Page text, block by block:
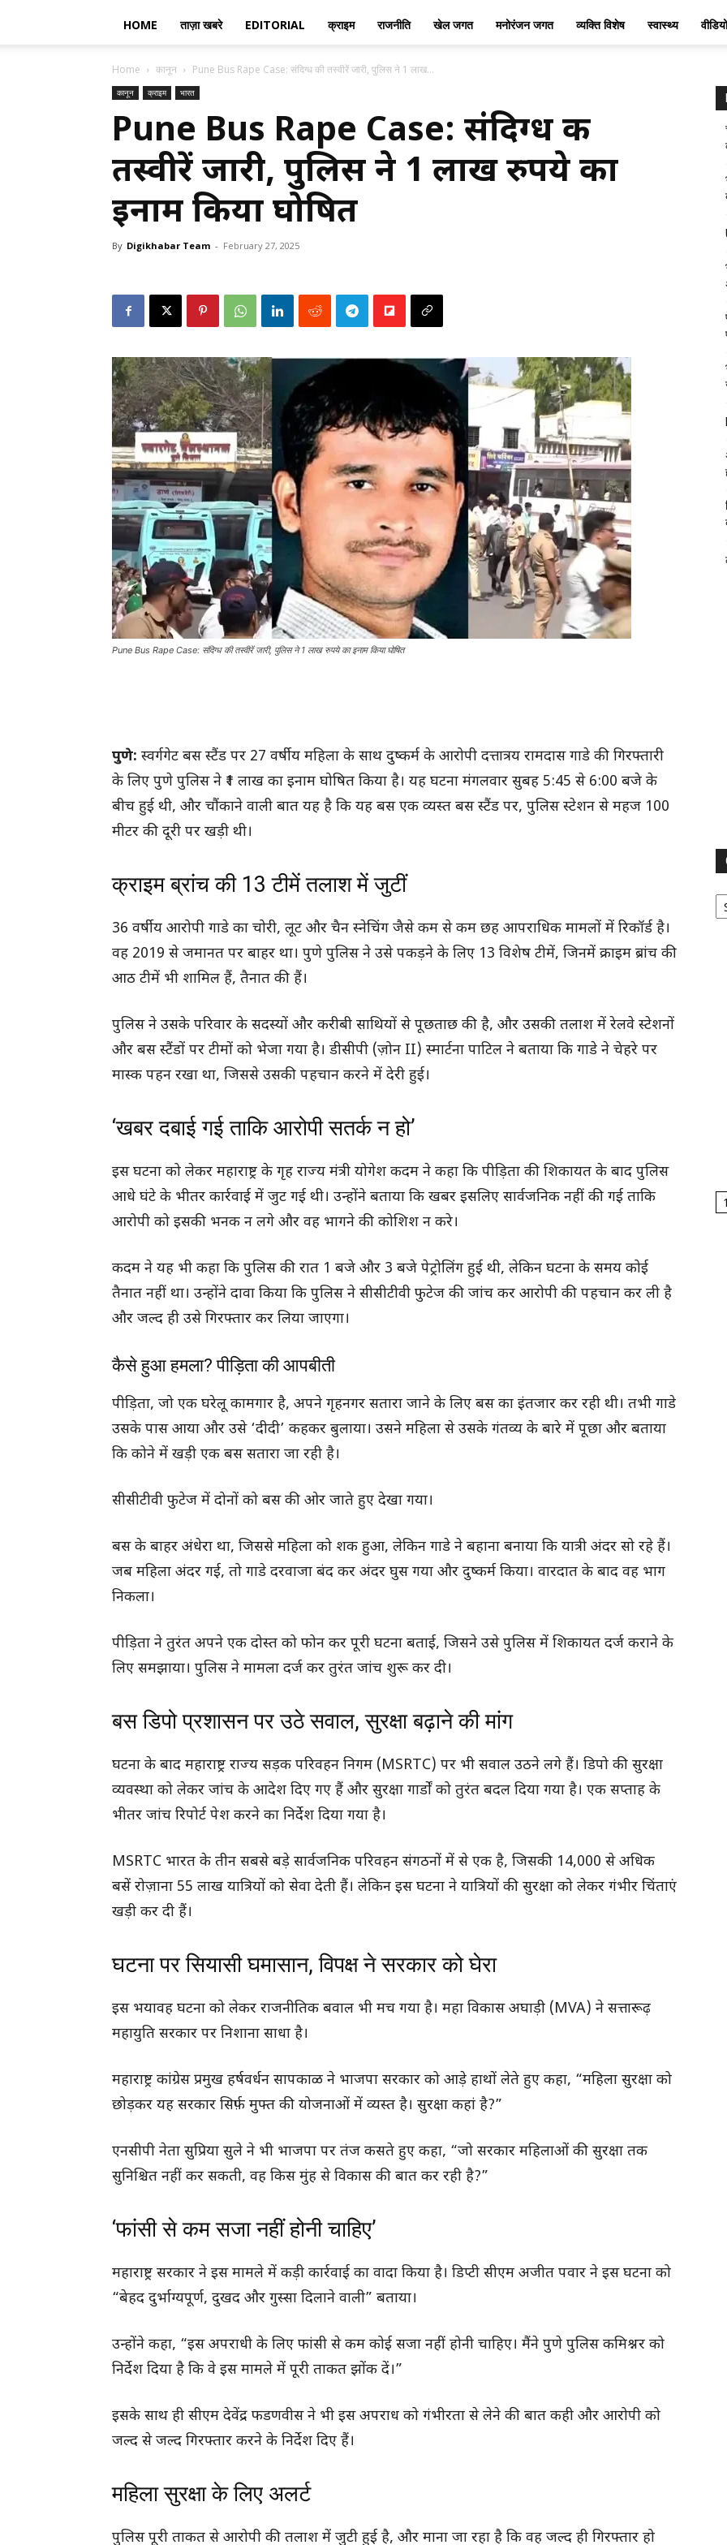
HOME ताज़ा खबरे EDITORIAL क्राइम राजनीति खेल जगत मनोरंजन जगत व्यक्ति विशेष स्वास्थ्य वीडियो
Home कानून Pune Bus Rape Case: संदिग्ध की तस्वीरें जारी, पुलिस ने 1 लाख...
कानून क्राइम भारत
Pune Bus Rape Case: संदिग्ध की
तस्वीरें जारी, पुलिस ने 1 लाख रुपये का
इनाम किया घोषित
By Digikhabar Team - February 27, 2025
Pune Bus Rape Case: संदिग्ध की तस्वीरें जारी, पुलिस ने 1 लाख रुपये का इनाम किया घोषित
पुणे: स्वर्गगेट बस स्टैंड पर 27 वर्षीय महिला के साथ दुष्कर्म के आरोपी दत्तात्रय रामदास गाडे की गिरफ्तारी
के लिए पुणे पुलिस ने ₹1 लाख का इनाम घोषित किया है। यह घटना मंगलवार सुबह 5:45 से 6:00 बजे के
बीच हुई थी, और चौंकाने वाली बात यह है कि यह बस एक व्यस्त बस स्टैंड पर, पुलिस स्टेशन से महज 100
मीटर की दूरी पर खड़ी थी।
क्राइम ब्रांच की 13 टीमें तलाश में जुटीं
36 वर्षीय आरोपी गाडे का चोरी, लूट और चैन स्नेचिंग जैसे कम से कम छह आपराधिक मामलों में रिकॉर्ड है।
वह 2019 से जमानत पर बाहर था। पुणे पुलिस ने उसे पकड़ने के लिए 13 विशेष टीमें, जिनमें क्राइम ब्रांच की
आठ टीमें भी शामिल हैं, तैनात की हैं।
पुलिस ने उसके परिवार के सदस्यों और करीबी साथियों से पूछताछ की है, और उसकी तलाश में रेलवे स्टेशनों
और बस स्टैंडों पर टीमों को भेजा गया है। डीसीपी (ज़ोन II) स्मार्टना पाटिल ने बताया कि गाडे ने चेहरे पर
मास्क पहन रखा था, जिससे उसकी पहचान करने में देरी हुई।
‘खबर दबाई गई ताकि आरोपी सतर्क न हो’
इस घटना को लेकर महाराष्ट्र के गृह राज्य मंत्री योगेश कदम ने कहा कि पीड़िता की शिकायत के बाद पुलिस
आधे घंटे के भीतर कार्रवाई में जुट गई थी। उन्होंने बताया कि खबर इसलिए सार्वजनिक नहीं की गई ताकि
आरोपी को इसकी भनक न लगे और वह भागने की कोशिश न करे।
कदम ने यह भी कहा कि पुलिस की रात 1 बजे और 3 बजे पेट्रोलिंग हुई थी, लेकिन घटना के समय कोई
तैनात नहीं था। उन्होंने दावा किया कि पुलिस ने सीसीटीवी फुटेज की जांच कर आरोपी की पहचान कर ली है
और जल्द ही उसे गिरफ्तार कर लिया जाएगा।
कैसे हुआ हमला? पीड़िता की आपबीती
पीड़िता, जो एक घरेलू कामगार है, अपने गृहनगर सतारा जाने के लिए बस का इंतजार कर रही थी। तभी गाडे
उसके पास आया और उसे ‘दीदी’ कहकर बुलाया। उसने महिला से उसके गंतव्य के बारे में पूछा और बताया
कि कोने में खड़ी एक बस सतारा जा रही है।
सीसीटीवी फुटेज में दोनों को बस की ओर जाते हुए देखा गया।
बस के बाहर अंधेरा था, जिससे महिला को शक हुआ, लेकिन गाडे ने बहाना बनाया कि यात्री अंदर सो रहे हैं।
जब महिला अंदर गई, तो गाडे दरवाजा बंद कर अंदर घुस गया और दुष्कर्म किया। वारदात के बाद वह भाग
निकला।
पीड़िता ने तुरंत अपने एक दोस्त को फोन कर पूरी घटना बताई, जिसने उसे पुलिस में शिकायत दर्ज कराने के
लिए समझाया। पुलिस ने मामला दर्ज कर तुरंत जांच शुरू कर दी।
बस डिपो प्रशासन पर उठे सवाल, सुरक्षा बढ़ाने की मांग
घटना के बाद महाराष्ट्र राज्य सड़क परिवहन निगम (MSRTC) पर भी सवाल उठने लगे हैं। डिपो की सुरक्षा
व्यवस्था को लेकर जांच के आदेश दिए गए हैं और सुरक्षा गार्डों को तुरंत बदल दिया गया है। एक सप्ताह के
भीतर जांच रिपोर्ट पेश करने का निर्देश दिया गया है।
MSRTC भारत के तीन सबसे बड़े सार्वजनिक परिवहन संगठनों में से एक है, जिसकी 14,000 से अधिक
बसें रोज़ाना 55 लाख यात्रियों को सेवा देती हैं। लेकिन इस घटना ने यात्रियों की सुरक्षा को लेकर गंभीर चिंताएं
खड़ी कर दी हैं।
घटना पर सियासी घमासान, विपक्ष ने सरकार को घेरा
इस भयावह घटना को लेकर राजनीतिक बवाल भी मच गया है। महा विकास अघाड़ी (MVA) ने सत्तारूढ़
महायुति सरकार पर निशाना साधा है।
महाराष्ट्र कांग्रेस प्रमुख हर्षवर्धन सापकाळ ने भाजपा सरकार को आड़े हाथों लेते हुए कहा, “महिला सुरक्षा को
छोड़कर यह सरकार सिर्फ़ मुफ्त की योजनाओं में व्यस्त है। सुरक्षा कहां है?”
एनसीपी नेता सुप्रिया सुले ने भी भाजपा पर तंज कसते हुए कहा, “जो सरकार महिलाओं की सुरक्षा तक
सुनिश्चित नहीं कर सकती, वह किस मुंह से विकास की बात कर रही है?”
‘फांसी से कम सजा नहीं होनी चाहिए’
महाराष्ट्र सरकार ने इस मामले में कड़ी कार्रवाई का वादा किया है। डिप्टी सीएम अजीत पवार ने इस घटना को
“बेहद दुर्भाग्यपूर्ण, दुखद और गुस्सा दिलाने वाली” बताया।
उन्होंने कहा, “इस अपराधी के लिए फांसी से कम कोई सजा नहीं होनी चाहिए। मैंने पुणे पुलिस कमिश्नर को
निर्देश दिया है कि वे इस मामले में पूरी ताकत झोंक दें।”
इसके साथ ही सीएम देवेंद्र फडणवीस ने भी इस अपराध को गंभीरता से लेने की बात कही और आरोपी को
जल्द से जल्द गिरफ्तार करने के निर्देश दिए हैं।
महिला सुरक्षा के लिए अलर्ट
पुलिस पूरी ताकत से आरोपी की तलाश में जुटी हुई है, और माना जा रहा है कि वह जल्द ही गिरफ्तार हो